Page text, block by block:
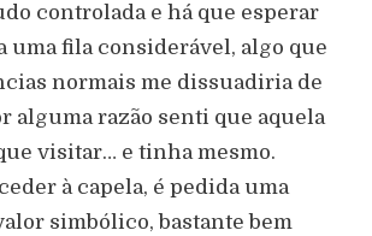
controlada e há que esperar
uma fila considerável, algo que
normais me dissuadiria de
alguma razão senti que aquela
visitar… e tinha mesmo.
à capela, é pedida uma
simbólico, bastante bem